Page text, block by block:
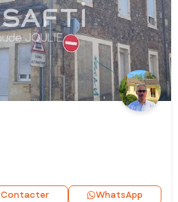
Contacter WhatsApp